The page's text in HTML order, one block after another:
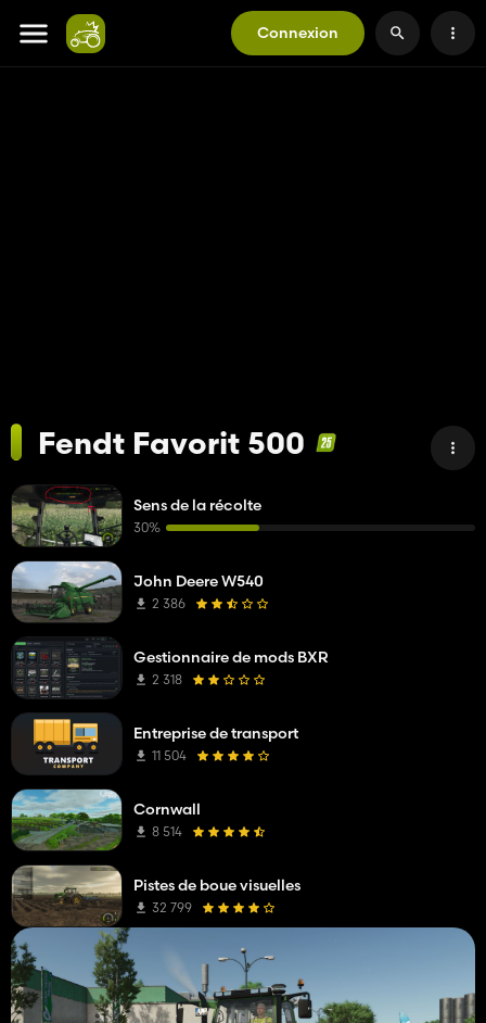
Connexion
Fendt Favorit 500
Sens de la récolte
30%
John Deere W540
2 386
Gestionnaire de mods BXR
2 318
Entreprise de transport
11 504
Cornwall
8 514
Pistes de boue visuelles
32 799